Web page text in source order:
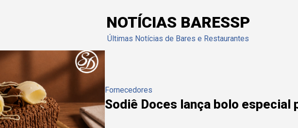
NOTÍCIAS BARESSP
Últimas Notícias de Bares e Restaurantes
Fornecedores
Sodiê Doces lança bolo especial